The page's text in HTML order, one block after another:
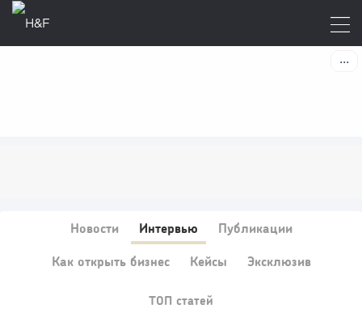
Новости Интервью Публикации
Как открыть бизнес Кейсы Эксклюзив
ТОП статей